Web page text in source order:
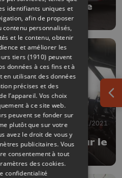
: les Liégeois se
08/11/2021
: 3e succès pour le
identifiants uniques et
afin de proposer
contenu personnalisés,
et le contenu, obtenir
et améliorer les
tiers (1910) peuvent
données à ces fins et à
en utilisant des données
précises et des
l’appareil. Vos choix
à ce site web.
peuvent se fonder sur
plutôt que sur votre
avez le droit de vous y
publicitaires. Vous
consentement à tout
des cookies.
confidentialité